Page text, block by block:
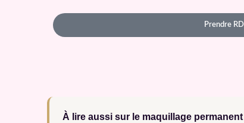
Prendre
À lire aussi sur le maquillage permanent